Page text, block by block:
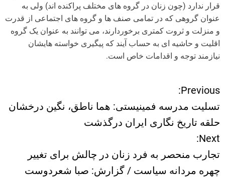
قرار ندارد (چون زنان در گروه های مختلف پراکنده اند) ولی به
عنوان گروهی که در تمامی صنف ها و گروه های اجتماعی از قدرت
و منزلت و ثروت کمتری برخوردارند، می توانند به عنوان یک گروه
اقلیت و حاشیه ای به حساب آیند که پیگیری خواسته هایشان
نیازمند توجه و اقدامات خاص است.
ر
ا
ه
ب
Previous:
تسلیت مدرسه فمینیستی: هما ناطق، نگین درخشان
حلقه تاریخ نگاری ایران درگذشت
Next:
تجارب منحصر به فرد زنان در چالش برای تغییر
چهره مردانه سیاست / گزارش: صبا شعردوست